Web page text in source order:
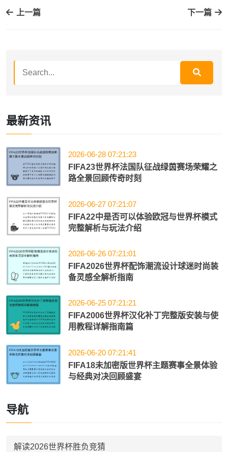
上一篇 下一篇
最新资讯
2026-06-28 07:21:23
FIFA23世界杯法国队征战绿茵赛场荣耀之
路全景回顾传奇时刻
2026-06-27 07:21:07
FIFA22中是否可以体验欧冠与世界杯模式
完整解析与玩法介绍
2026-06-26 07:21:01
FIFA2026世界杯配饰潮流设计球迷时尚装
备灵感全解析指南
2026-06-25 07:21:21
FIFA2006世界杯汉化补丁完整版安装与使
用教程详解指南篇
2026-06-20 07:21:41
FIFA18未加密版世界杯主题赛事全景体验
与经典对决回顾盛宴
导航
解读2026世界杯胜负竞猜